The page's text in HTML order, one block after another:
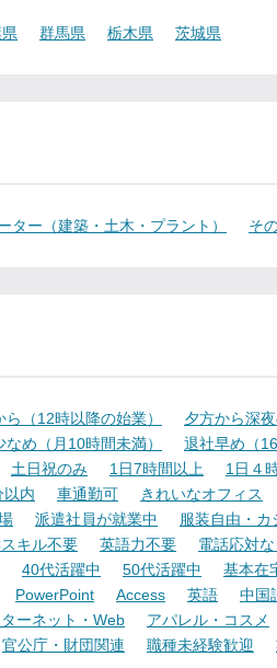
群馬県 栃木県 茨城県
ター（建築・土木・プラント） そ
ら（12時以降の始業） 夕方から深
なめ（月10時間未満） 退社早め（
土日祝のみ 1日7時間以上 1日４
以内 車通勤可 きれいなオフィス
派遣社員が就業中 服装自由・カ
キル不要 英語力不要 電話応対な
40代活躍中 50代活躍中 基本在
PowerPoint Access 英語 中国
ーネット・Web アパレル・コスメ
官公庁・財団関連 職種未経験歓迎